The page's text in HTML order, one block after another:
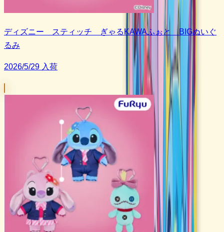
ディズニー スティッチ ぎゃるKAWAふぉと BIGぬいぐ
るみ
2026/5/29 入荷